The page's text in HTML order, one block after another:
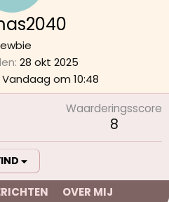
28 okt 2025
Vandaag om 10:48
Waarderingsscore
8
OVER MIJ